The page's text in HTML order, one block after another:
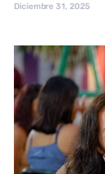
Diciembre 31, 2025